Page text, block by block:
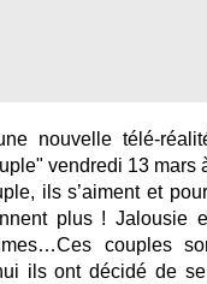
nouvelle télé-
vendredi 13 mars
ils s’aiment et
plus ! Jalousie
couples
ils ont décidé de